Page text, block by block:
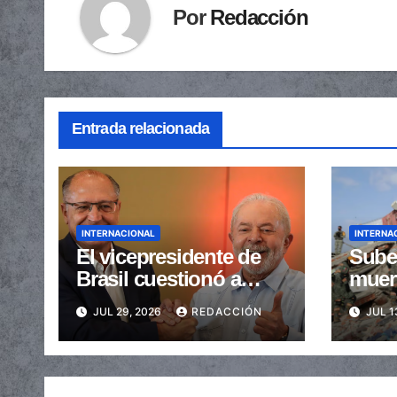
PorRedacción
Entrada relacionada
INTERNACIONAL
El vicepresidente de
Brasil cuestionó a
Milei y dijo que sus
ataques “perjudican a
la Argentina”
JUL 29, 2026 REDACCIÓN JUL